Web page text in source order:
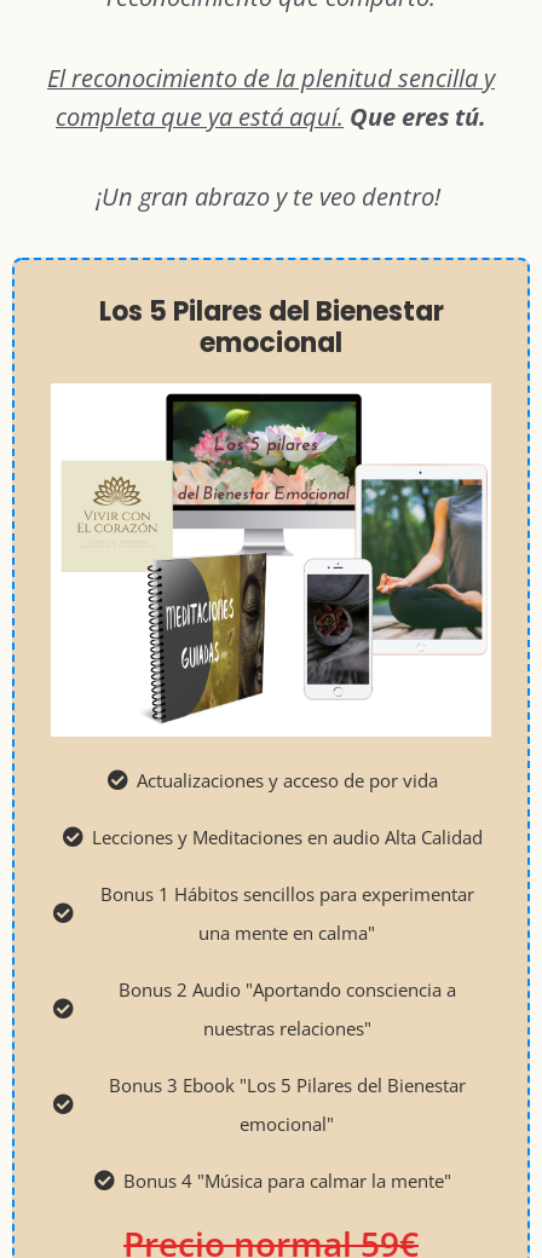
El reconocimiento de la plenitud sencilla y
completa que ya está aquí. Que eres tú.
¡Un gran abrazo y te veo dentro!
Los 5 Pilares del Bienestar
emocional
Actualizaciones y acceso de por vida
Lecciones y Meditaciones en audio Alta Calidad
Bonus 1 Hábitos sencillos para experimentar
una mente en calma"
Bonus 2 Audio "Aportando consciencia a
nuestras relaciones"
Bonus 3 Ebook "Los 5 Pilares del Bienestar
emocional"
Bonus 4 "Música para calmar la mente"
Precio normal 59€